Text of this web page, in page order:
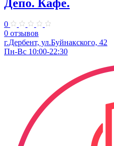
Депо. Кафе.
0
0 отзывов
г.Дербент, ул.Буйнакского, 42
Пн-Вс 10:00-22:30